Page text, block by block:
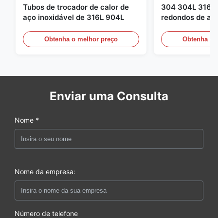
Tubos de trocador de calor de
aço inoxidável de 316L 904L
Obtenha o melhor preço
304 304L 316
redondos de
Obtenha o
Enviar uma Consulta
Nome *
Nome da empresa:
Número de telefone